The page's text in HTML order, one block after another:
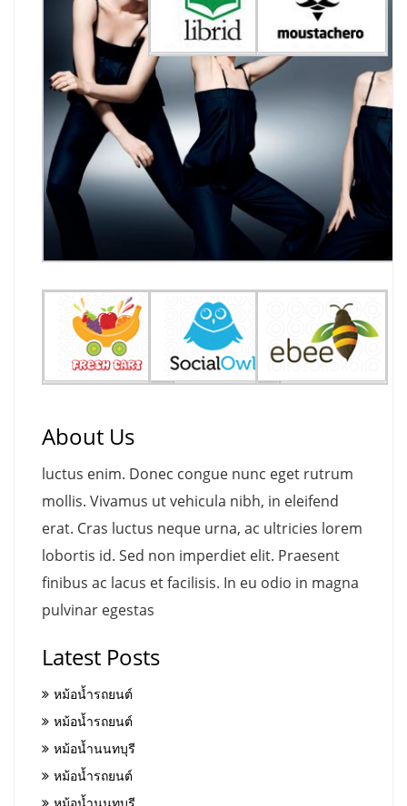
About Us
luctus enim. Donec congue nunc eget rutrum
mollis. Vivamus ut vehicula nibh, in eleifend
erat. Cras luctus neque urna, ac ultricies lorem
lobortis id. Sed non imperdiet elit. Praesent
finibus ac lacus et facilisis. In eu odio in magna
pulvinar egestas
Latest Posts
หม้อน้ำรถยนต์
หม้อน้ำรถยนต์
หม้อน้ำนนทบุรี
หม้อน้ำรถยนต์